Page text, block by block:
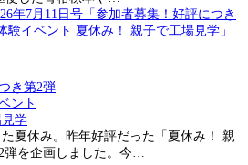
き第2弾
ント
学
夏休み。昨年好評だった「夏休み！ 親
を企画しました。今…